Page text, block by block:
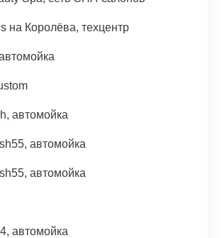
на Королёва, техцентр
автомойка
автомойка
автомойка
автомойка